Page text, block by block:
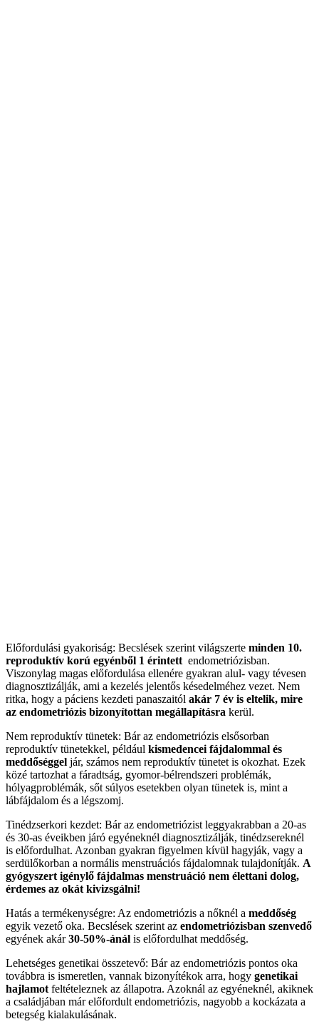
Előfordulási gyakoriság: Becslések szerint világszerte minden 10.
reproduktív korú egyénből 1 érintett endometriózisban.
Viszonylag magas előfordulása ellenére gyakran alul- vagy tévesen
diagnosztizálják, ami a kezelés jelentős késedelméhez vezet. Nem
ritka, hogy a páciens kezdeti panaszaitól akár 7 év is eltelik, mire
az endometriózis bizonyítottan megállapításra kerül.
Nem reproduktív tünetek: Bár az endometriózis elsősorban
reproduktív tünetekkel, például kismedencei fájdalommal és
meddőséggel jár, számos nem reproduktív tünetet is okozhat. Ezek
közé tartozhat a fáradtság, gyomor-bélrendszeri problémák,
hólyagproblémák, sőt súlyos esetekben olyan tünetek is, mint a
lábfájdalom és a légszomj.
Tinédzserkori kezdet: Bár az endometriózist leggyakrabban a 20-as
és 30-as éveikben járó egyéneknél diagnosztizálják, tinédzsereknél
is előfordulhat. Azonban gyakran figyelmen kívül hagyják, vagy a
serdülőkorban a normális menstruációs fájdalomnak tulajdonítják. A
gyógyszert igénylő fájdalmas menstruáció nem élettani dolog,
érdemes az okát kivizsgálni!
Hatás a termékenységre: Az endometriózis a nőknél a meddőség
egyik vezető oka. Becslések szerint az endometriózisban szenvedő
egyének akár30-50%-ánál is előfordulhat meddőség.
Lehetséges genetikai összetevő: Bár az endometriózis pontos oka
továbbra is ismeretlen, vannak bizonyítékok arra, hogy genetikai
hajlamot feltételeznek az állapotra. Azoknál az egyéneknél, akiknek
a családjában már előfordult endometriózis, nagyobb a kockázata a
betegség kialakulásának.